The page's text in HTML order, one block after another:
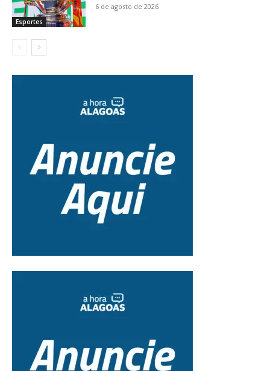
Esportes
6 de agosto de 2026